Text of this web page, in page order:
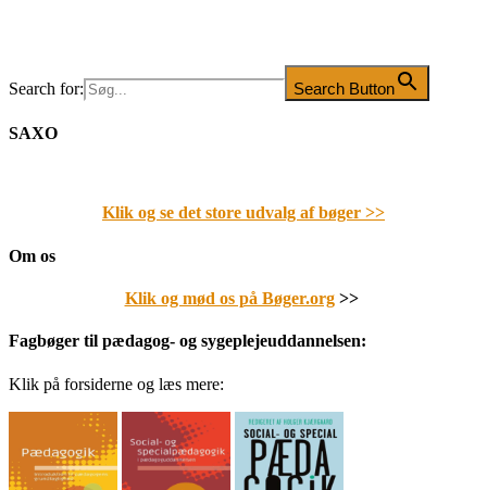
Search for: Search Button
SAXO
Klik og se det store udvalg af bøger >>
Om os
Klik og mød os på Bøger.org>>
Fagbøger til pædagog- og sygeplejeuddannelsen:
Klik på forsiderne og læs mere: